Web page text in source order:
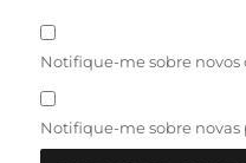
Notifique-me sobre
Notifique-me sobre